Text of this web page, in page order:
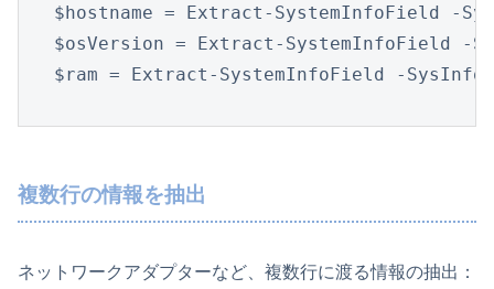
$hostname = Extract-SystemInfoField -
$osVersion = Extract-SystemInfoField -
$ram = Extract-SystemInfoField -SysInfo
複数行の情報を抽出
ネットワークアダプターなど、複数行に渡る情報の抽出：